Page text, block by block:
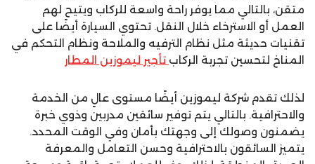
متقن، بالتالي مما يوفر راحة واسعة للركاب ويتيح لهم
العمل أو الاسترخاء خلال النقل. تحتوي السيارة أيضًا على
تقنيات حديثة مثل نظام الترفيه والملاحة ونظام التحكم في
المناخ لتحسين تجربة الركاب تأجير ليموزين المطار
لذلك تقدم شركة ليموزين أيضًا مستوى عالٍ من الخدمة
والاحترافية. بالتالي يتم توفير سائقين مدربين وذوي خبرة
يضمنون وصولك إلى وجهتك بأمان وفي الوقت المحدد.
يتميز السائقون بالاحترافية وحسن التعامل والمعرفة